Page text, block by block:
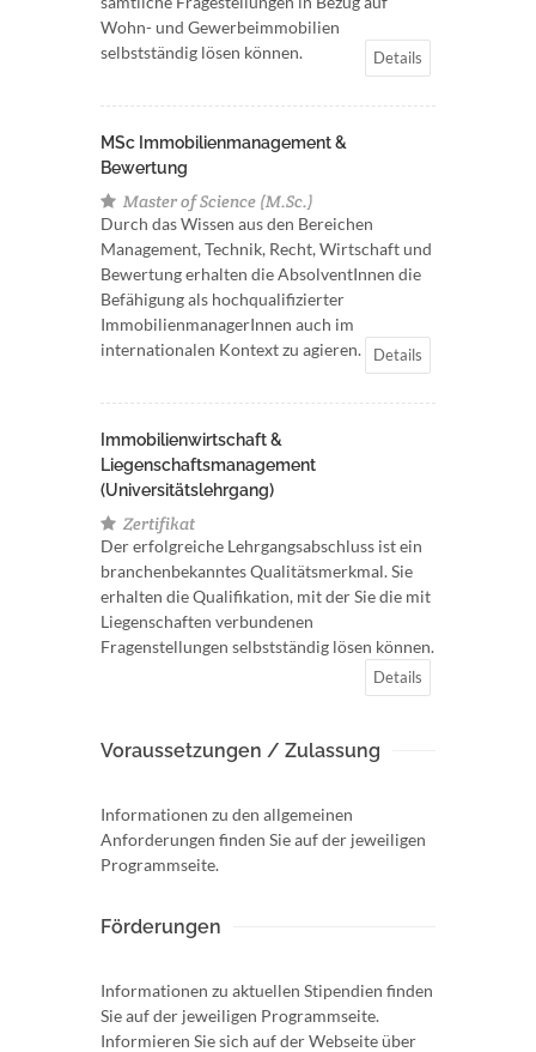
Wohn- und Gewerbeimmobilien
selbstständig lösen können.
Details
MSc Immobilienmanagement &
Bewertung
Master of Science (M.Sc.)
Durch das Wissen aus den Bereichen
Management, Technik, Recht, Wirtschaft und
Bewertung erhalten die AbsolventInnen die
Befähigung als hochqualifizierter
ImmobilienmanagerInnen auch im
internationalen Kontext zu agieren.
Details
Immobilienwirtschaft &
Liegenschaftsmanagement
(Universitätslehrgang)
Zertifikat
Der erfolgreiche Lehrgangsabschluss ist ein
branchenbekanntes Qualitätsmerkmal. Sie
erhalten die Qualifikation, mit der Sie die mit
Liegenschaften verbundenen
Fragenstellungen selbstständig lösen können.
Details
Voraussetzungen / Zulassung
Informationen zu den allgemeinen
Anforderungen finden Sie auf der jeweiligen
Programmseite.
Förderungen
Informationen zu aktuellen Stipendien finden
Sie auf der jeweiligen Programmseite.
Informieren Sie sich auf der Webseite über